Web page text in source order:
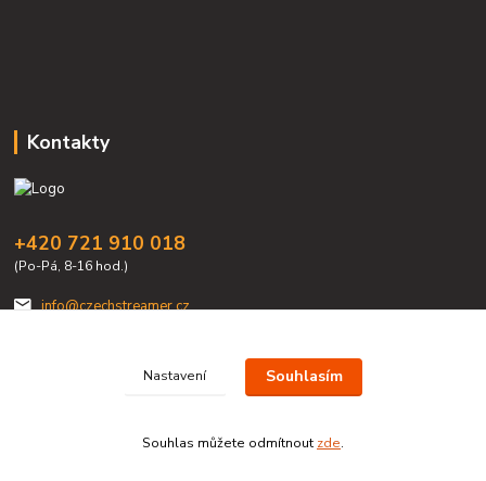
Kontakty
+420 721 910 018
(Po-Pá, 8-16 hod.)
info@czechstreamer.cz
Nastavení Souhlasím
Souhlas můžete odmítnout zde.